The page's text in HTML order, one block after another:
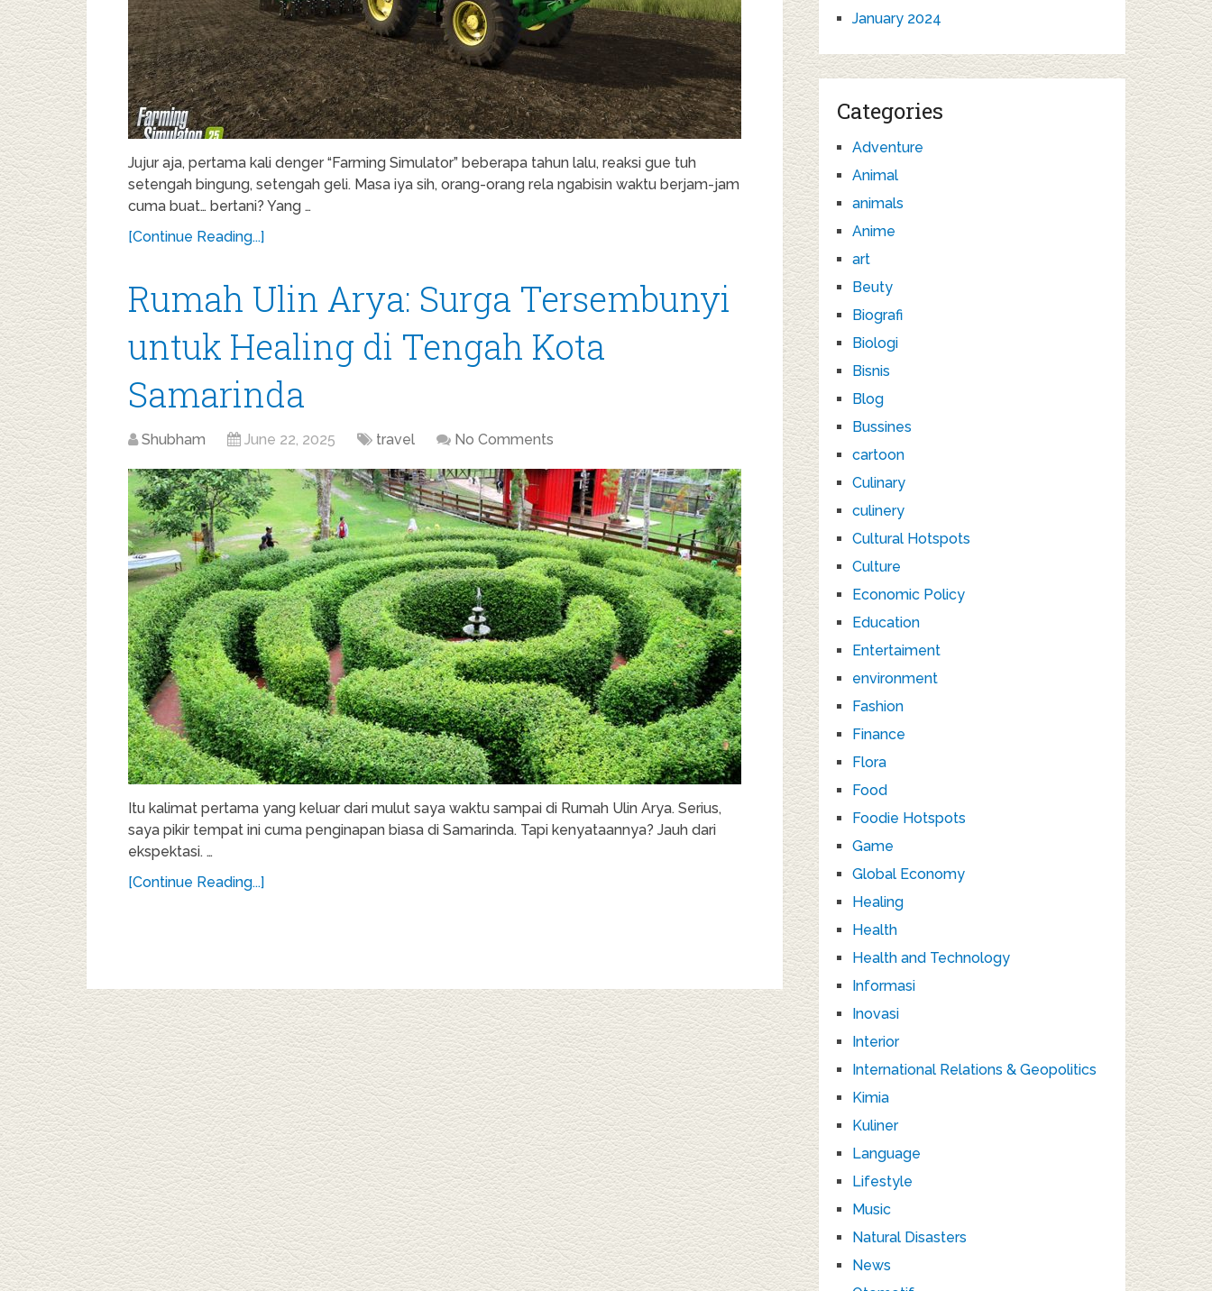
Jujur aja, pertama kali denger “Farming Simulator” beberapa tahun lalu, reaksi gue tuh
setengah bingung, setengah geli. Masa iya sih, orang-orang rela ngabisin waktu berjam-jam
cuma buat… bertani? Yang …
[Continue Reading...]
Rumah Ulin Arya: Surga Tersembunyi
untuk Healing di Tengah Kota
Samarinda
Shubham June 22, 2025 travel No Comments
Itu kalimat pertama yang keluar dari mulut saya waktu sampai di Rumah Ulin Arya. Serius,
saya pikir tempat ini cuma penginapan biasa di Samarinda. Tapi kenyataannya? Jauh dari
ekspektasi. …
[Continue Reading...]
January 2024
Categories
Adventure
Animal
animals
Anime
art
Beuty
Biografi
Biologi
Bisnis
Blog
Bussines
cartoon
Culinary
culinery
Cultural Hotspots
Culture
Economic Policy
Education
Entertaiment
environment
Fashion
Finance
Flora
Food
Foodie Hotspots
Game
Global Economy
Healing
Health
Health and Technology
Informasi
Inovasi
Interior
International Relations & Geopolitics
Kimia
Kuliner
Language
Lifestyle
Music
Natural Disasters
News